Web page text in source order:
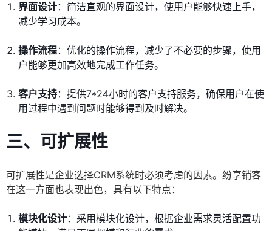
界面设计：简洁直观的界面设计，使用户能够快速上手，
减少学习成本。
操作流程：优化的操作流程，减少了不必要的步骤，使用
户能够更加高效地完成工作任务。
客户支持：提供7*24小时的客户支持服务，确保用户在使
用过程中遇到问题时能够得到及时解决。
三、可扩展性
可扩展性是企业选择CRM系统时必须考虑的因素。纷享销客
在这一方面也表现出色，具有以下特点：
模块化设计：采用模块化设计，根据企业需求灵活配置功